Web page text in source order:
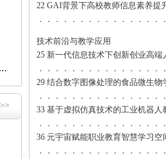
教学实验工作部召开主任工作会议
22 GAI背景下高校教师信息素养提
．．．．．．．．．．．．．．
技术前沿与教学应用
25 新一代信息技术下创新创业高
．．．．．．．．．．．．．．
29 结合数字图像处理的食品微生
．．．．．．．．．．．．．．
33 基于虚拟仿真技术的工业机器人
．．．．．．．．．．．．．．
36 元宇宙赋能职业教育智慧学习空
．．．．．．．．．．．．．．